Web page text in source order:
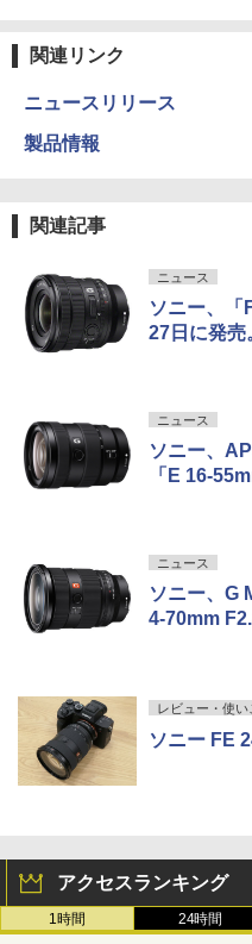
関連リンク
ニュースリリース
製品情報
関連記事
ニュース
ソニー、「
27日に発売
ニュース
ソニー、
「E 16-
ニュース
ソニー、G
4-70mm
レビュー・使い
ソニー FE
アクセスランキング
1時間 24時間